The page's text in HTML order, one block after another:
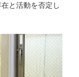
と活動を否定し